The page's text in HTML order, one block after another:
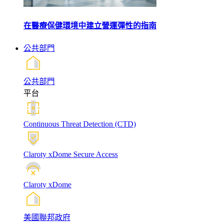
在醫療保健環境中建立營運彈性的指南
公共部門
公共部門
平台
Continuous Threat Detection (CTD)
Claroty xDome Secure Access
Claroty xDome
美國聯邦政府